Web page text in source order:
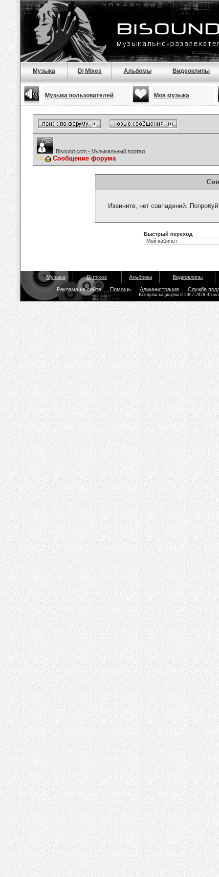
Музыка Dj Mixes Альбомы Видеоклипы
Музыка пользователей Моя музыка
Bisound.com - Музыкальный портал
Сообщение форума
Извините, нет совпадений.
Быстрый переход
Музыка Dj mixes Альбомы Видеоклипы
Реклама на сайте Помощь Администрация Служба
Все права защищены © 2007-2026